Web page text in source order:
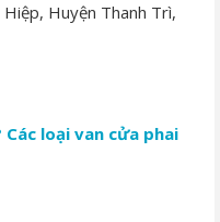
Huyện Thanh Trì,
Các loại van cửa phai